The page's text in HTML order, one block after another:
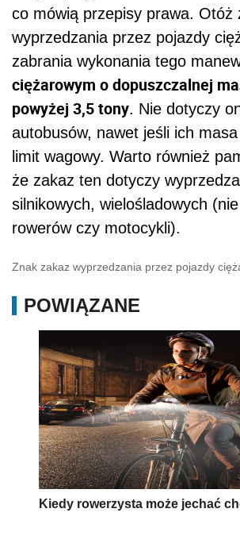
co mówią przepisy prawa. Otóż
wyprzedzania przez pojazdy
zabrania wykonania tego
ciężarowym o dopuszczalnej
powyżej 3,5 tony. Nie dotyczy
autobusów, nawet jeśli ich
limit wagowy. Warto również
że zakaz ten dotyczy
silnikowych, wielośladowych
rowerów czy motocykli).
Znak zakaz wyprzedzania przez pojazdy
POWIĄZANE
Kiedy rowerzysta może jechać